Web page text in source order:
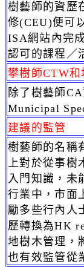
樹藝師的資歷
修(CEU)便可
ISA網站內完
認可的課程／
攀樹師CTW
除了樹藝師
Municipal
建議的監管
樹藝師的名稱
上對於從事樹
入門知識，未
行業中，市面
勵多些行內人
歷轉換為HK
地樹木管理，
也有效監管從